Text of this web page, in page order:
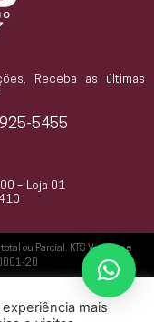
Receba as últimas
5455
– Loja 01
ou Parcial. KTS Viagens e
20
mais